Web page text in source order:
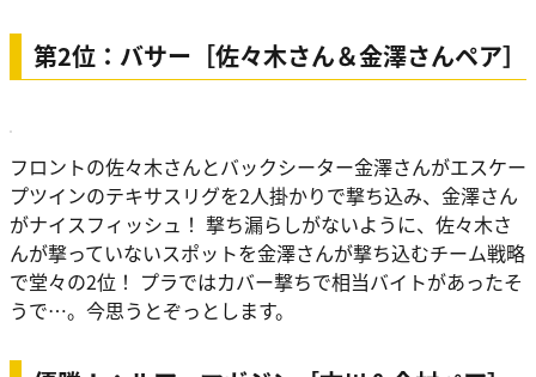
第2位：バサー［佐々木さん＆金澤さんペア］
フロントの佐々木さんとバックシーター金澤さんがエスケー
プツインのテキサスリグを2人掛かりで撃ち込み、金澤さん
がナイスフィッシュ！ 撃ち漏らしがないように、佐々木さ
んが撃っていないスポットを金澤さんが撃ち込むチーム戦略
で堂々の2位！ プラではカバー撃ちで相当バイトがあったそ
うで…。今思うとぞっとします。